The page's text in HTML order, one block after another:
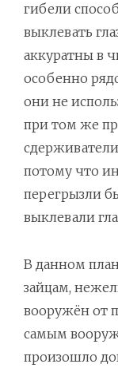
гибели
выклевать
аккуратны в
особенно
они не
при том же
потому что
перегрызли
выклевали
В данном
зайцам,
вооружён от
самым
произошло